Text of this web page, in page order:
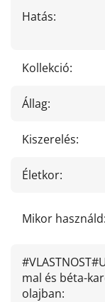
Hatás:
Kollekció:
Állag:
Kiszerelés:
Életkor:
Mikor használd:
mal és béta-
olajban: